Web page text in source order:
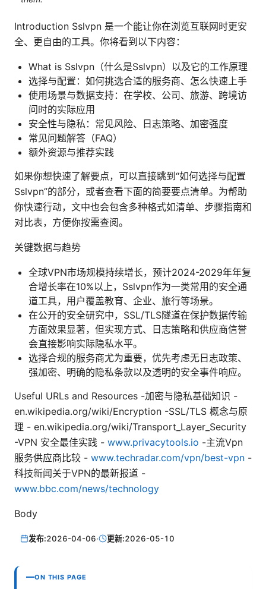
Introduction Sslvpn 是一个能让你在浏览互联网时更安
全、更自由的工具。你将看到以下内容：
What is Sslvpn（什么是Sslvpn）以及它的工作原理
选择与配置：如何挑选合适的服务商、怎么快速上手
使用场景与数据支持：在学校、公司、旅游、跨境访
问时的实际应用
安全性与隐私：常见风险、日志策略、加密强度
常见问题解答（FAQ）
额外资源与推荐实践
如果你想快速了解要点，可以直接跳到“如何选择与配置
Sslvpn”的部分，或者查看下面的简要要点清单。为帮助
你快速行动，文中也会包含多种格式如清单、步骤指南和
对比表，方便你按需查阅。
关键数据与趋势
全球VPN市场规模持续增长，预计2024-2029年年复
合增长率在10%以上，Sslvpn作为一类常用的安全通
道工具，用户覆盖教育、企业、旅行等场景。
在公开的安全研究中，SSL/TLS隧道在保护数据传输
方面效果显著，但实现方式、日志策略和供应商信誉
会直接影响实际隐私水平。
选择合规的服务商尤为重要，优先考虑无日志政策、
强加密、明确的隐私条款以及透明的安全事件响应。
Useful URLs and Resources -加密与隐私基础知识 -
en.wikipedia.org/wiki/Encryption -SSL/TLS 概念与原
理 - en.wikipedia.org/wiki/Transport_Layer_Security
-VPN 安全最佳实践 - www.privacytools.io -主流Vpn
服务供应商比较 - www.techradar.com/vpn/best-vpn -
科技新闻关于VPN的最新报道 -
www.bbc.com/news/technology
Body
发布:2026-04-06· 更新:2026-05-10
ON THIS PAGE